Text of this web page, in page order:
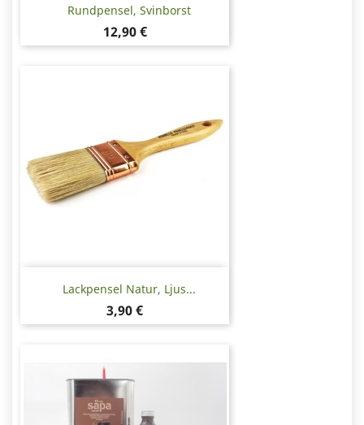
Rundpensel, Svinborst
Pris
12,90 €
Lackpensel Natur, Ljus...
Pris
3,90 €